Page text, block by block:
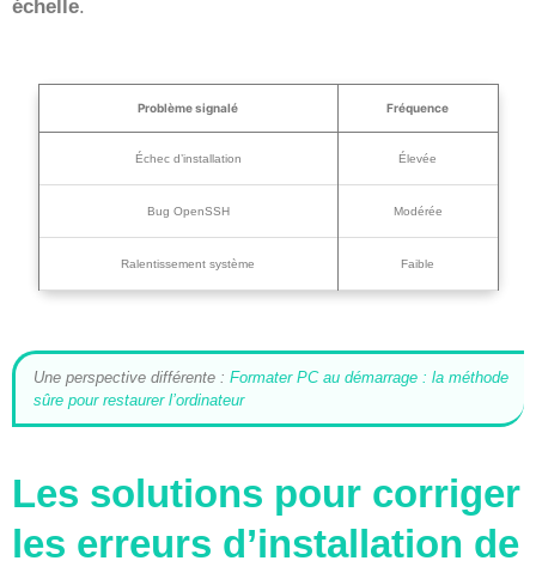
échelle.
Problème signalé Fréquence
Échec d’installation Élevée
Bug OpenSSH Modérée
Ralentissement système Faible
Une perspective différente : Formater PC au démarrage : la méthode
sûre pour restaurer l’ordinateur
Les solutions pour corriger
les erreurs d’installation de